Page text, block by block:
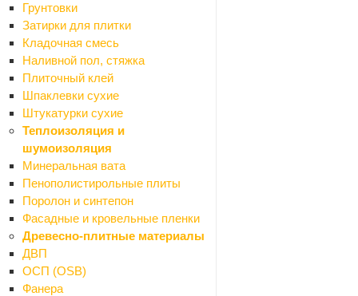
Грунтовки
Затирки для плитки
Кладочная смесь
Наливной пол, стяжка
Плиточный клей
Шпаклевки сухие
Штукатурки сухие
Теплоизоляция и
шумоизоляция
Минеральная вата
Пенополистирольные плиты
Поролон и синтепон
Фасадные и кровельные пленки
Древесно-плитные материалы
ДВП
ОСП (OSB)
Фанера
Название товара
Ссылка на товар другого магазина
Сообщение